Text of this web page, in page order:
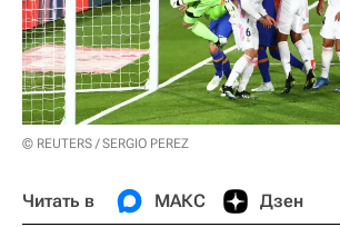
© REUTERS / SERGIO PEREZ
Читать в МАКС Дзен